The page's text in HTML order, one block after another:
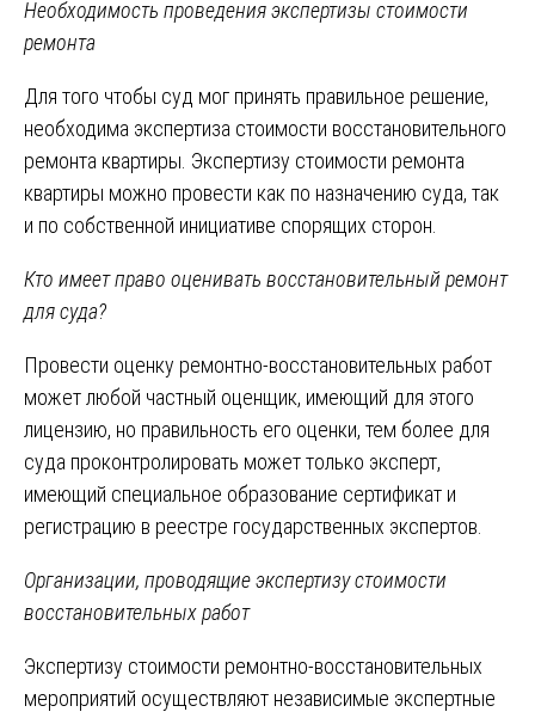
Необходимость проведения экспертизы стоимости
ремонта
Для того чтобы суд мог принять правильное решение‚
необходима экспертиза стоимости восстановительного
ремонта квартиры. Экспертизу стоимости ремонта
квартиры можно провести как по назначению суда, так
и по собственной инициативе спорящих сторон.
Кто имеет право оценивать восстановительный ремонт
для суда?
Провести оценку ремонтно-восстановительных работ
может любой частный оценщик, имеющий для этого
лицензию, но правильность его оценки, тем более для
суда проконтролировать может только эксперт,
имеющий специальное образование сертификат и
регистрацию в реестре государственных экспертов.
Организации, проводящие экспертизу стоимости
восстановительных работ
Экспертизу стоимости ремонтно-восстановительных
мероприятий осуществляют независимые экспертные